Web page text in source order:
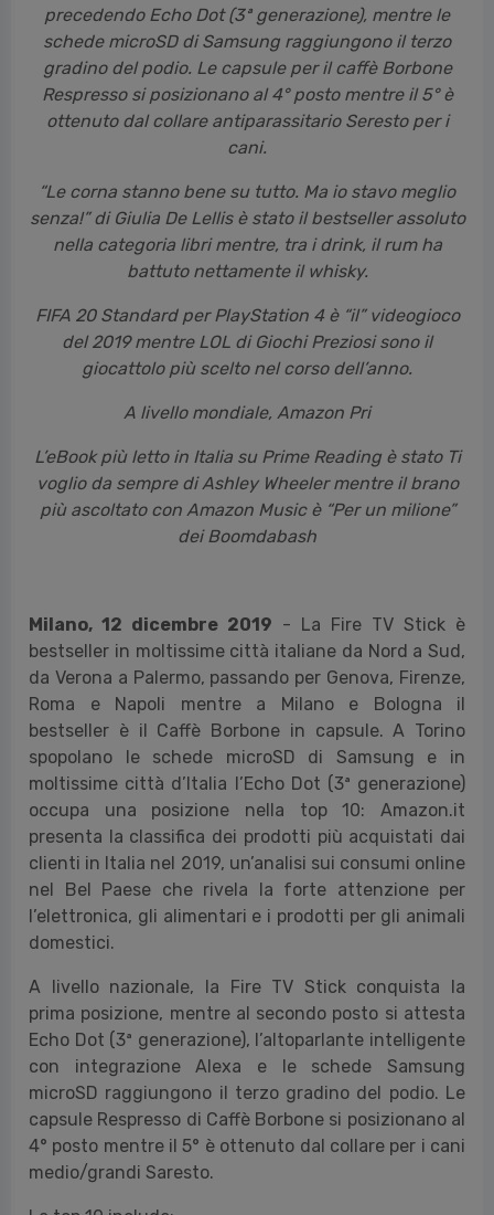
precedendo Echo Dot (3ª generazione), mentre le
schede microSD di Samsung raggiungono il terzo
gradino del podio. Le capsule per il caffè Borbone
Respresso si posizionano al 4° posto mentre il 5° è
ottenuto dal collare antiparassitario Seresto per i
cani.
“Le corna stanno bene su tutto. Ma io stavo meglio
senza!” di Giulia De Lellis è stato il bestseller assoluto
nella categoria libri mentre, tra i drink, il rum ha
battuto nettamente il whisky.
FIFA 20 Standard per PlayStation 4 è “il” videogioco
del 2019 mentre LOL di Giochi Preziosi sono il
giocattolo più scelto nel corso dell’anno.
A livello mondiale, Amazon Pri
L’eBook più letto in Italia su Prime Reading è stato Ti
voglio da sempre diAshley Wheeler mentre il brano
più ascoltato con Amazon Music è “Per un milione”
dei Boomdabash
Milano, 12 dicembre 2019 - La Fire TV Stick è
bestseller in moltissime città italiane da Nord a Sud,
da Verona a Palermo, passando per Genova, Firenze,
Roma e Napoli mentre a Milano e Bologna il
bestseller è il Caffè Borbone in capsule. A Torino
spopolano le schede microSD di Samsung e in
moltissime città d’Italia l’Echo Dot (3ª generazione)
occupa una posizione nella top 10: Amazon.it
presenta la classifica dei prodotti più acquistati dai
clienti in Italia nel 2019, un’analisi sui consumi online
nel Bel Paese che rivela la forte attenzione per
l’elettronica, gli alimentari e i prodotti per gli animali
domestici.
A livello nazionale, la Fire TV Stick conquista la
prima posizione, mentre al secondo posto si attesta
Echo Dot (3ª generazione), l’altoparlante intelligente
con integrazione Alexa e le schede Samsung
microSD raggiungono il terzo gradino del podio. Le
capsule Respresso di Caffè Borbone si posizionano al
4° posto mentre il 5° è ottenuto dal collare per i cani
medio/grandi Saresto.